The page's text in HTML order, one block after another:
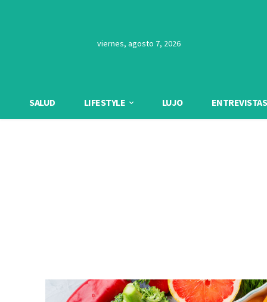
viernes, agosto 7, 2026
SALUD LIFESTYLE LUJO ENTREVISTAS